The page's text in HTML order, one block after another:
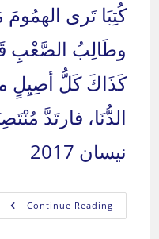
كُتِبَا تَرى
وطَالِبُ الصَّعْبِ
كَذَاكَ كَلُّ أصِيِلٍ
الدُّنَا، فارتَدَّ
نيسان 2017
Continue Reading